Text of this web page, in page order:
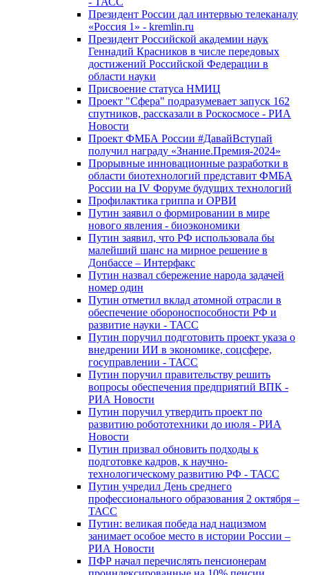
Президент России дал интервью телеканалу
«Россия 1» - kremlin.ru
Президент Российской академии наук
Геннадий Красников в числе передовых
достижений Российской Федерации в
области науки
Присвоение статуса НМИЦ
Проект "Сфера" подразумевает запуск 162
спутников, рассказали в Роскосмосе - РИА
Новости
Проект ФМБА России #ДавайВступай
получил награду «Знание.Премия-2024»
Прорывные инновационные разработки в
области биотехнологий представит ФМБА
России на IV Форуме будущих технологий
Профилактика гриппа и ОРВИ
Путин заявил о формировании в мире
нового явления - биоэкономики
Путин заявил, что РФ использовала бы
малейший шанс на мирное решение в
Донбассе – Интерфакс
Путин назвал сбережение народа задачей
номер один
Путин отметил вклад атомной отрасли в
обеспечение обороноспособности РФ и
развитие науки - ТАСС
Путин поручил подготовить проект указа о
внедрении ИИ в экономике, соцсфере,
госуправлении - ТАСС
Путин поручил правительству решить
вопросы обеспечения предприятий ВПК -
РИА Новости
Путин поручил утвердить проект по
развитию робототехники до июля - РИА
Новости
Путин призвал обновить подходы к
подготовке кадров, к научно-
технологическому развитию РФ - ТАСС
Путин учредил День среднего
профессионального образования 2 октября –
ТАСС
Путин: великая победа над нацизмом
занимает особое место в истории России –
РИА Новости
ПФР начал перечислять пенсионерам